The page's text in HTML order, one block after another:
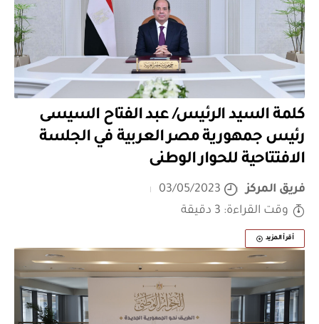
كلمة السيد الرئيس/ عبد الفتاح السيسى
رئيس جمهورية مصر العربية في الجلسة
الافتتاحية للحوار الوطنى
فريق المركز
03/05/2023
وقت القراءة: 3 دقيقة
أقرأ المزيد